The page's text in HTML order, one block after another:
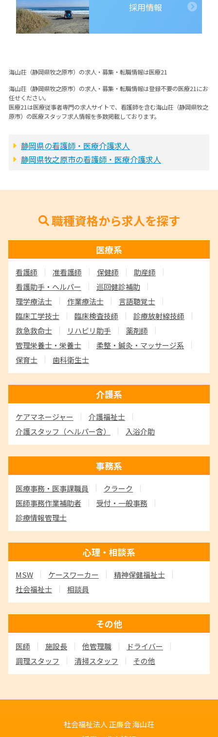
採用情報
海山荘（静岡県牧之原市）の求人・募集・転職情報は医療21
海山荘（静岡県牧之原市）の求人・募集・転職情報は登録不要の医療21にお
任せください。
医療21は医療従事者専門の求人サイトで、看護師を含む海山荘（静岡県牧之
原市）の医療スタッフ求人情報を多数掲載しております。
静岡県の看護師・医療介護求人
静岡県牧之原市の看護師・医療介護求人
職種資格から求人を探す
医療系
看護師 准看護師 保健師
助産師
看護助手・ヘルパー
巡回健診補助
理学療法士
作業療法士
言語聴覚士
臨床工学技士
臨床検査技師
診療放射線技師
救急救命士
リハビリ助手
薬剤師
管理栄養士・栄養士
柔整・鍼灸・マッサージ系
保育士
歯科衛生士
介護系
ケアマネージャー
介護福祉士
介護スタッフ （ヘルパー含） 入浴介助
事務系
医療事務・医事課職員
クラーク
医師事務作業補助者
受付・一般事務
診療情報管理士
心理・相談系
MSW ケースワーカー
精神保健福祉士
社会福祉士
相談員
その他
医師 施設長 他管理職
ドライバー
調理スタッフ
清掃スタッフ その他
社会福祉法人 正廉会海山荘